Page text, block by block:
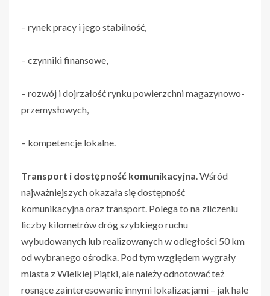
– rynek pracy i jego stabilność,
– czynniki finansowe,
– rozwój i dojrzałość rynku powierzchni magazynowo-
przemysłowych,
– kompetencje lokalne.
Transport i dostępność komunikacyjna . Wśród
najważniejszych okazała się dostępność
komunikacyjna oraz transport. Polega to na zliczeniu
liczby kilometrów dróg szybkiego ruchu
wybudowanych lub realizowanych w odległości 50 km
od wybranego ośrodka. Pod tym względem wygrały
miasta z Wielkiej Piątki, ale należy odnotować też
rosnące zainteresowanie innymi lokalizacjami – jak hale